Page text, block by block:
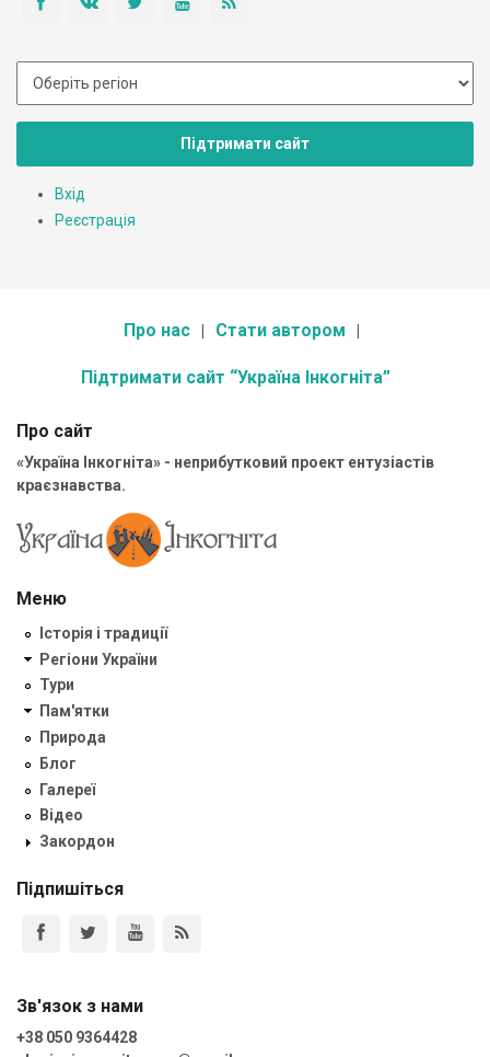
Підтримати сайт
Вхід
Реєстрація
Про нас Стати автором
Підтримати сайт “Україна Інкогніта”
Про сайт
«Україна Інкогніта» - неприбутковий проект ентузіастів
краєзнавства.
Меню
Історія і традиції
Регіони України
Тури
Пам'ятки
Природа
Блог
Галереї
Відео
Закордон
Підпишіться
Зв'язок з нами
+38 050 9364428